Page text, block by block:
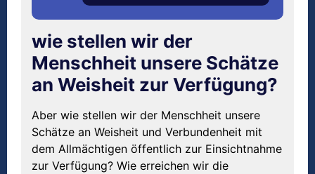
wie stellen wir der
Menschheit unsere Schätze
an Weisheit zur Verfügung?
Aber wie stellen wir der Menschheit unsere
Schätze an Weisheit und Verbundenheit mit
dem Allmächtigen öffentlich zur Einsichtnahme
zur Verfügung? Wie erreichen wir die